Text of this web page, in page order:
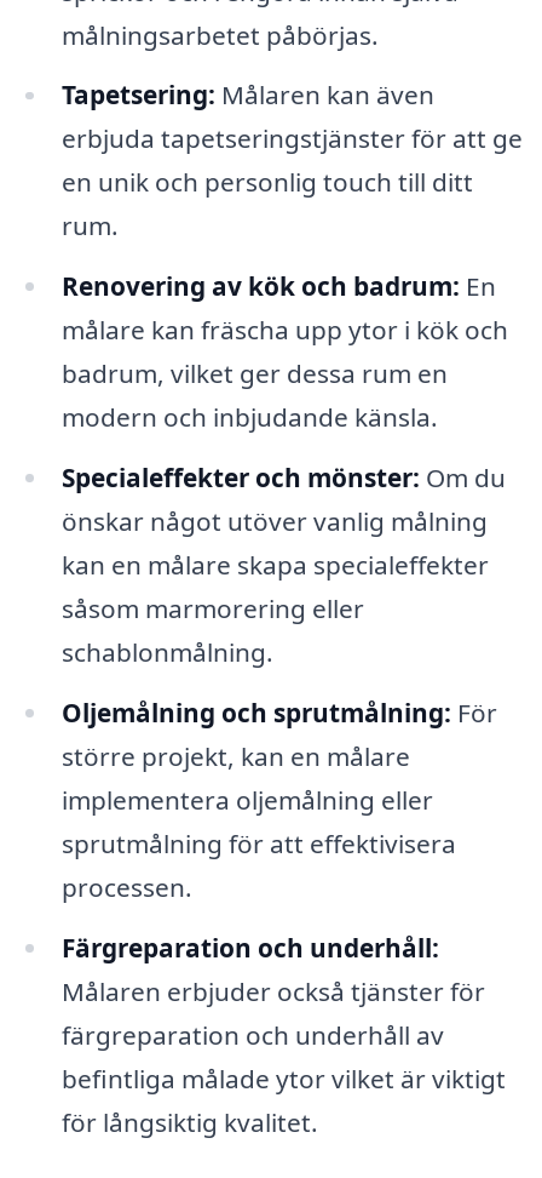
målningsarbetet påbörjas.
Tapetsering: Målaren kan även
erbjuda tapetseringstjänster för att ge
en unik och personlig touch till ditt
rum.
Renovering av kök och badrum: En
målare kan fräscha upp ytor i kök och
badrum, vilket ger dessa rum en
modern och inbjudande känsla.
Specialeffekter och mönster: Om du
önskar något utöver vanlig målning
kan en målare skapa specialeffekter
såsom marmorering eller
schablonmålning.
Oljemålning och sprutmålning: För
större projekt, kan en målare
implementera oljemålning eller
sprutmålning för att effektivisera
processen.
Färgreparation och underhåll:
Målaren erbjuder också tjänster för
färgreparation och underhåll av
befintliga målade ytor vilket är viktigt
för långsiktig kvalitet.